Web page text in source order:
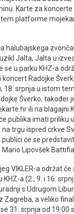
Karte za
platforme
halubajskega
Jalta, Jalta u
se u parku KHZ-a
koncert Radojke
18. srpnja u istom
Šverko, također
ili na blagajni
publika imati priliku
trgu ispred crkve
će se
Lipovšek
VIKLER-a održat će
KHZ-a (2., 9. i 16.
s Udrugom
Zagreba, a veliko
31. srpnja od 19:00